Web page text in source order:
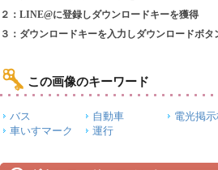
２：LINE@に登録しダウンロードキーを獲得
３：ダウンロードキーを入力しダウンロードボタ
この画像のキーワード
バス 自動車 電光掲示
車いすマーク
運行